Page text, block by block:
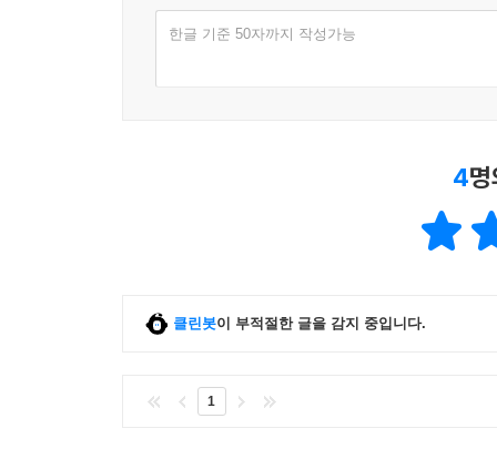
한글 기준 50자까지 작성가능
4
클린봇이 부적절한 글을 감지 중입니다.
1